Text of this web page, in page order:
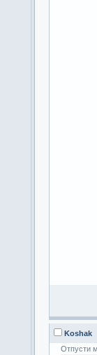
Koshak
Отпусти